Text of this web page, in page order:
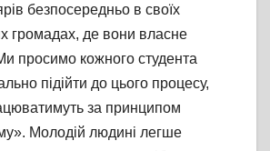
безпосередньо в своїх
громадах, де вони власне
просимо кожного студента
підійти до цього процесу,
за принципом
Молодій людині легше